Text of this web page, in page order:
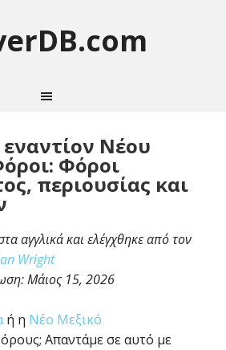
Νέου
Φόροι
περιουσίας και
αγγλικά και ελέγχθηκε από τον
Wright
Μάιος 15, 2026
ή η Νέο Μεξικό
Απαντάμε σε αυτό με